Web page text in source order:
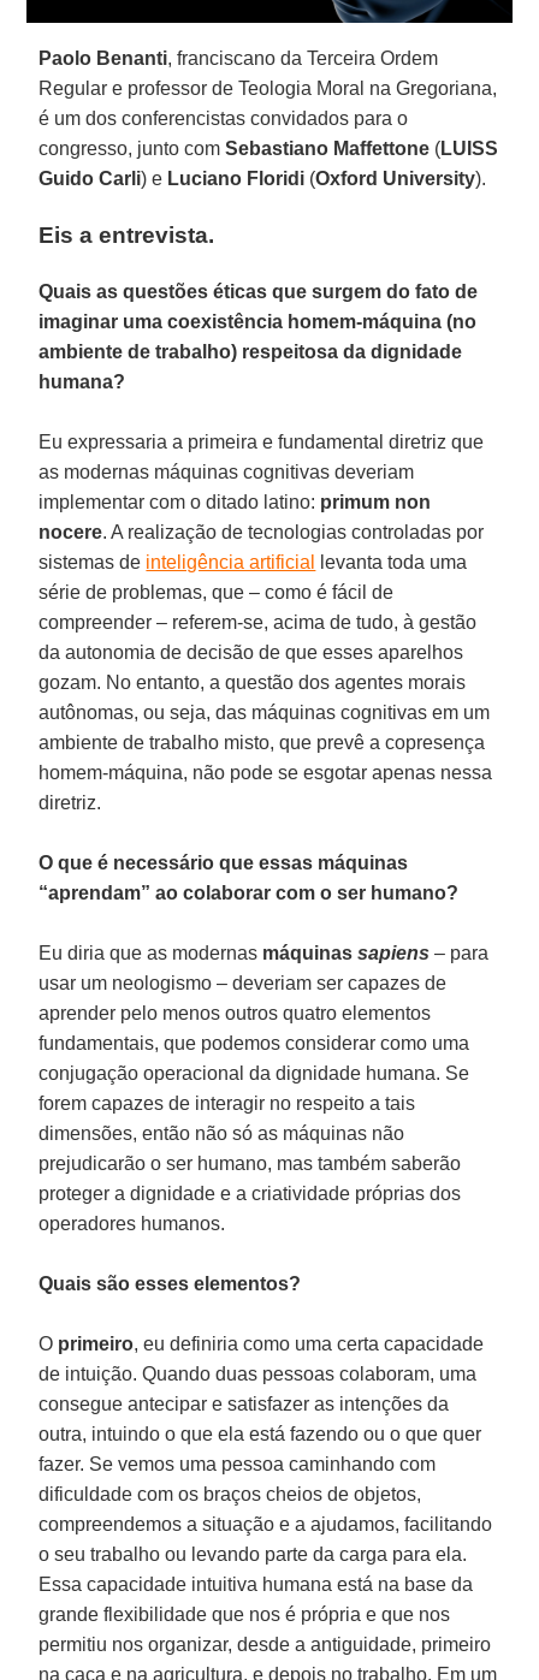
Paolo Benanti, franciscano da Terceira Ordem
Regular e professor de Teologia Moral na Gregoriana,
é um dos conferencistas convidados para o
congresso, junto comSebastiano Maffettone (LUISS
Guido Carli) e Luciano Floridi (Oxford University).
Eis a entrevista.
Quais as questões éticas que surgem do fato de
imaginar uma coexistência homem-máquina (no
ambiente de trabalho) respeitosa da dignidade
humana?
Eu expressaria a primeira e fundamental diretriz que
as modernas máquinas cognitivas deveriam
implementar com o ditado latino: primum non
nocere. A realização de tecnologias controladas por
sistemas de inteligência artificial
levanta toda uma
série de problemas, que – como é fácil de
compreender – referem-se, acima de tudo, à gestão
da autonomia de decisão de que esses aparelhos
gozam. No entanto, a questão dos agentes morais
autônomas, ou seja, das máquinas cognitivas em um
ambiente de trabalho misto, que prevê a copresença
homem-máquina, não pode se esgotar apenas nessa
diretriz.
O que é necessário que essas máquinas
“aprendam” ao colaborar com o ser humano?
Eu diria que as modernas máquinassapiens – para
usar um neologismo – deveriam ser capazes de
aprender pelo menos outros quatro elementos
fundamentais, que podemos considerar como uma
conjugação operacional da dignidade humana. Se
forem capazes de interagir no respeito a tais
dimensões, então não só as máquinas não
prejudicarão o ser humano, mas também saberão
proteger a dignidade e a criatividade próprias dos
operadores humanos.
Quais são esses elementos?
O primeiro, eu definiria como uma certa capacidade
de intuição. Quando duas pessoas colaboram, uma
consegue antecipar e satisfazer as intenções da
outra, intuindo o que ela está fazendo ou o que quer
fazer. Se vemos uma pessoa caminhando com
dificuldade com os braços cheios de objetos,
compreendemos a situação e a ajudamos, facilitando
o seu trabalho ou levando parte da carga para ela.
Essa capacidade intuitiva humana está na base da
grande flexibilidade que nos é própria e que nos
permitiu nos organizar, desde a antiguidade, primeiro
na caça e na agricultura, e depois no trabalho. Em um